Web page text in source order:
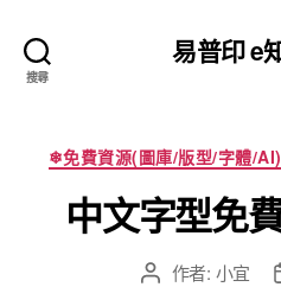
搜尋
易普印 e
分
類
❄免費資源(圖庫/版型/字體/AI)
中文字型免
文 作者: 小宜